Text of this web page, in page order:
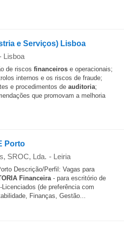
e Serviços) Lisboa
Lisboa
de riscos financeiros e operacionais;
internos e os riscos de fraude;
e procedimentos de auditoria;
que promovam a melhoria
Porto
SROC, Lda. - Leiria
Descrição/Perfil: Vagas para
Financeira- para escritório de
(de preferência com
Finanças, Gestão...